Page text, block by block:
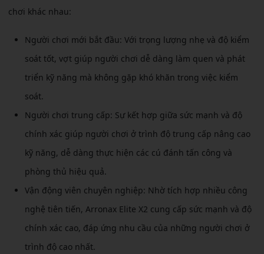
chơi khác nhau:
Người chơi mới bắt đầu: Với trọng lượng nhẹ và độ kiểm
soát tốt, vợt giúp người chơi dễ dàng làm quen và phát
triển kỹ năng mà không gặp khó khăn trong việc kiểm
soát.
Người chơi trung cấp: Sự kết hợp giữa sức mạnh và độ
chính xác giúp người chơi ở trình độ trung cấp nâng cao
kỹ năng, dễ dàng thực hiện các cú đánh tấn công và
phòng thủ hiệu quả.
Vận động viên chuyên nghiệp: Nhờ tích hợp nhiều công
nghệ tiên tiến, Arronax Elite X2 cung cấp sức mạnh và độ
chính xác cao, đáp ứng nhu cầu của những người chơi ở
trình độ cao nhất.